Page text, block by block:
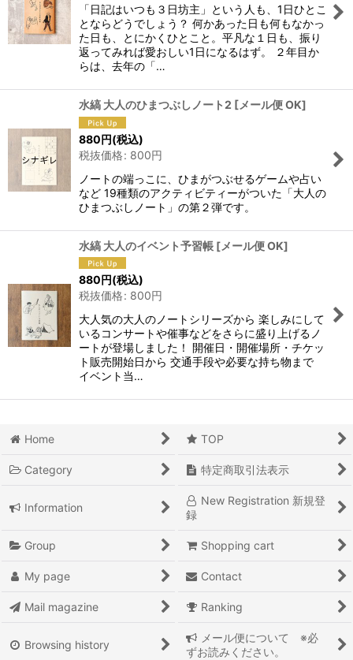
「日記はいつも３日坊主」という人も、1日ひとこ
とならどうでしょう？ 何かあった日も何もなかっ
た日も、とにかくひとこと。平凡な１日も、振り
返ってみれば愛おしい1日になるはず。 ２年目か
らは、去年の「…
水縞 大人のひまつぶしノート2 [メール便 OK]
880円(税込)
税抜価格: 800円
ノートの端っこに、ひまがつぶせるゲームや占い
など 19種類のアクティビティーがついた「大人の
ひまつぶしノート」の第２弾です。
水縞 大人のイベント予習帳 [メール便 OK]
880円(税込)
税抜価格: 800円
大人気の大人のノートシリーズから 楽しみにして
いるコンサートや催事などをさらに盛り上げるノ
ートが登場しました！ 開催日・開催場所・チケッ
ト販売開始日から 交通手段や必要な持ち物まで
イベント当…
Home TOP
Category 特定商取引法表示
Information
New Registration 新規登
録
Group Shopping cart
My page Contact
Mail magazine Ranking
Browsing history
メール便について ※必
ずお読みください。